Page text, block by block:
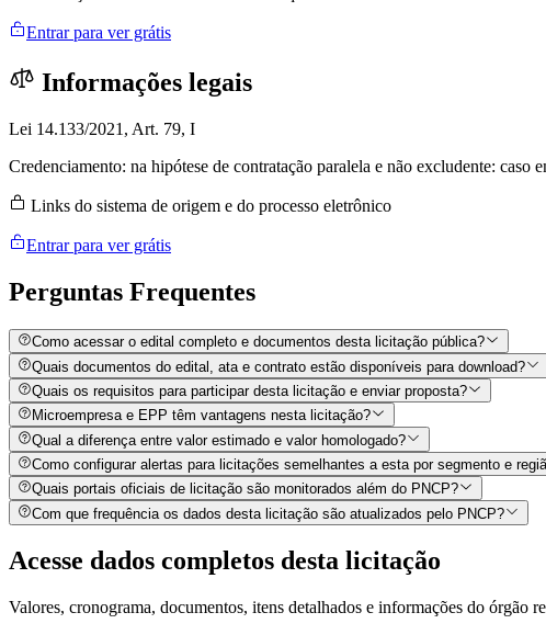
Entrar para ver grátis
Informações legais
Lei 14.133/2021, Art. 79, I
Credenciamento: na hipótese de contratação paralela e não excludente:
Links do sistema de origem e do processo eletrônico
Entrar para ver grátis
Perguntas Frequentes
Como acessar o edital completo e documentos desta licitação pública?
Quais documentos do edital, ata e contrato estão disponíveis para download?
Quais os requisitos para participar desta licitação e enviar proposta?
Microempresa e EPP têm vantagens nesta licitação?
Qual a diferença entre valor estimado e valor homologado?
Como configurar alertas para licitações semelhantes a esta por segmento e
Quais portais oficiais de licitação são monitorados além do PNCP?
Com que frequência os dados desta licitação são atualizados pelo PNCP?
Acesse dados completos desta licitação
Valores, cronograma, documentos, itens detalhados e informações do órgão